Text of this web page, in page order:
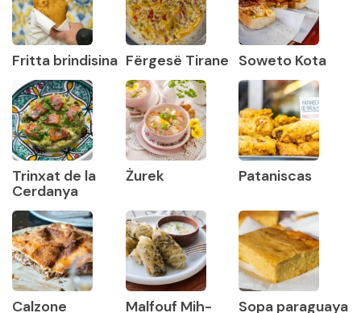
Fritta brindisina Fërgesë Tirane Soweto Kota
Trinxat de la
Cerdanya
Żurek Pataniscas
Calzone Malfouf Mih- Sopa paraguaya